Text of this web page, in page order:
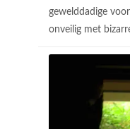
gewelddadige
onveilig met